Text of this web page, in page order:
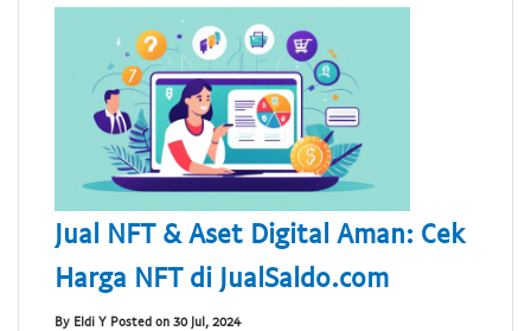
Jual NFT & Aset Digital Aman: Cek
Harga NFT di JualSaldo.com
By Eldi Y Posted on 30 Jul, 2024